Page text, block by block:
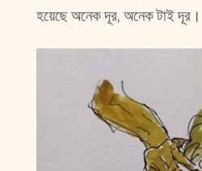
হয়েছে অনেক দূর, অনেক টাই দূর।